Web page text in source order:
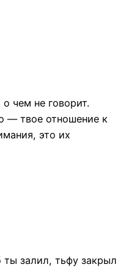
чем не говорит.
— твое отношение к
это их
залил, тьфу закрыл